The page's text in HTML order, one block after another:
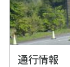
通行情報